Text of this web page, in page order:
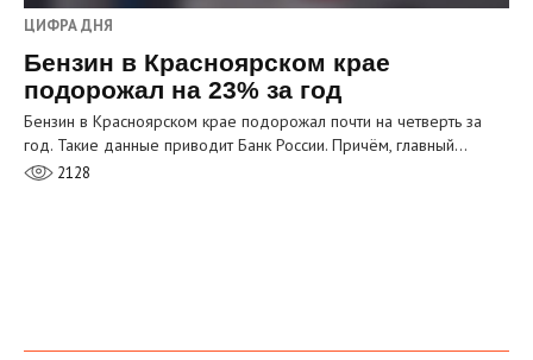
ЦИФРА ДНЯ
Бензин в Красноярском крае
подорожал на 23% за год
Бензин в Красноярском крае подорожал почти на четверть за
год. Такие данные приводит Банк России. Причём, главный…
2128